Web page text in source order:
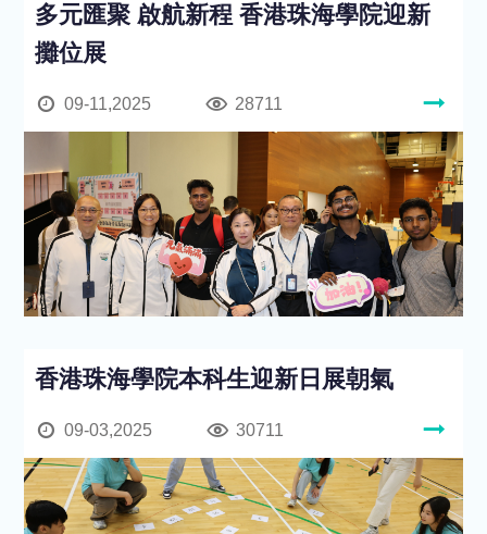
多元匯聚 啟航新程 香港珠海學院迎新
攤位展
09-11,2025 28711
香港珠海學院本科生迎新日展朝氣
09-03,2025 30711